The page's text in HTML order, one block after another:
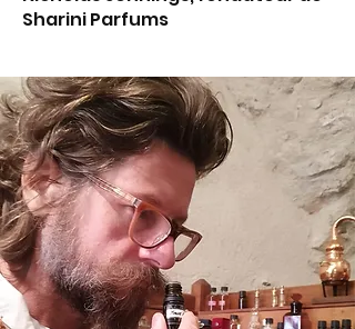
Sharini Parfums